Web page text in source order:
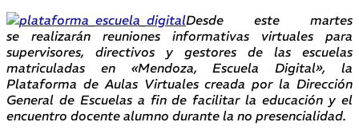
Desde este martes
se realizarán reuniones informativas virtuales para
supervisores, directivos y gestores de las escuelas
matriculadas en «Mendoza, Escuela Digital», la
Plataforma de Aulas Virtuales creada por la Dirección
General de Escuelas a fin de facilitar la educación y el
encuentro docente alumno durante la no presencialidad.